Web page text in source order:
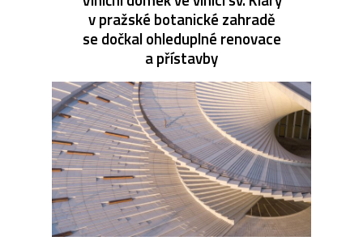
v pražské botanické zahradě
se dočkal ohleduplné renovace
a přístavby